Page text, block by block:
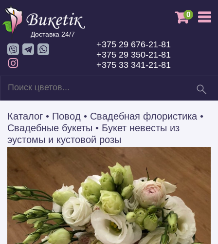
Доставка 24/7
+375 29 676-21-81
+375 29 350-21-81
+375 33 341-21-81
0
Каталог • Повод • Свадебная флористика •
Свадебные букеты • Букет невесты из
эустомы и кустовой розы